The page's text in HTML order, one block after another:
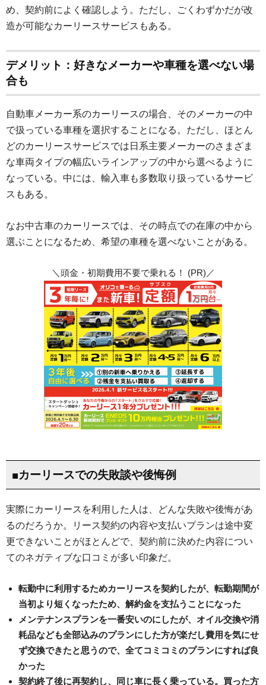
め、契約前によく確認しよう。ただし、ごくわずかだが改
造が可能なカーリースサービスもある。
デメリット：好きなメーカーや車種を選べない場
合も
自動車メーカー系のカーリースの場合、そのメーカーの中
で扱っている車種を選択することになる。ただし、ほとん
どのカーリースサービスでは日系主要メーカーのさまざま
な車両タイプの幅広いラインアップの中から選べるように
なっている。中には、輸入車も多数取り扱っているサービ
スもある。
なお中古車のカーリースでは、その時点での在庫の中から
選ぶことになるため、希望の車種を選べないことがある。
＼頭金・初期費用不要で乗れる！ (PR)／
■カーリースでの失敗談や後悔例
実際にカーリースを利用した人は、どんな失敗や後悔があ
るのだろうか。リース契約の内容や支払いプランは途中変
更できないことがほとんどで、契約前に決めた内容につい
てのネガティブな口コミが多い印象だ。
転勤中に利用するためカーリースを契約したが、転勤期間が
当初より短くなったため、解約金を支払うことになった
メンテナンスプランを一番安いのにしたが、オイル交換や消
耗品なども全部込みのプランにした方が楽だし費用を気にせ
ず交換できたと思うので、全てコミコミのプランにすれば良
かった
契約終了後に再契約し、同じ車に長く乗っている。買った方